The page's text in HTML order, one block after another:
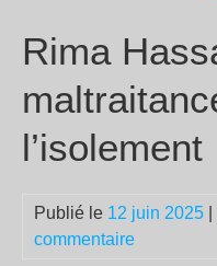
Rima
l’isolement
Publié le 12 juin 2025
commentaire